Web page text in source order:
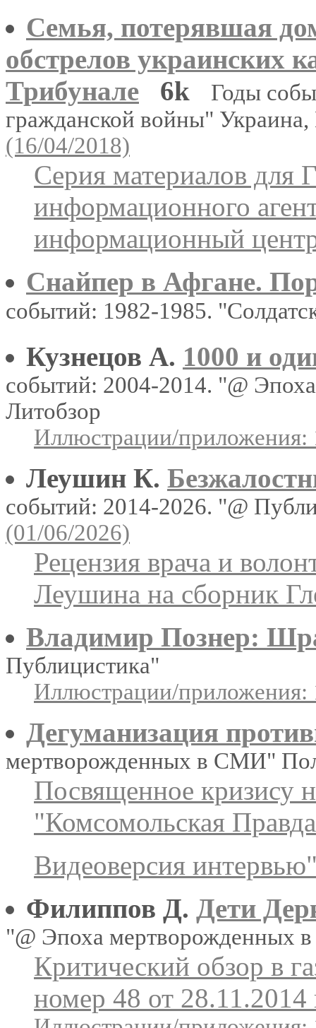
Семья, потерявшая
обстрелов украинских
Трибунале
6k
Годы
гражданской войны"
(16/04/2018)
Серия материалов для
информационного
информационный
Снайпер в Афгане.
событий: 1982-1985.
Кузнецов А. 1000 и
событий: 2004-2014. "@
Литобзор
Иллюстрации/приложения:
Леушин К.
событий: 2014-2026. "@
(01/06/2026)
Рецензия врача и
Леушина на сборник
Владимир Познер:
Публицистика"
Иллюстрации/приложения:
Дегуманизация
мертворожденных в СМИ"
Посвященное кризису
"Комсомольская
Видеоверсия
Филиппов Д. Дети
"@ Эпоха мертворожденных
Критический обзор в
номер 48 от 28.11.2014